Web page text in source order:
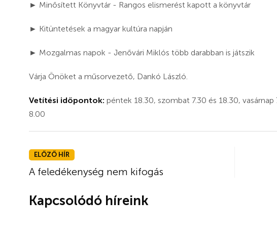
► Minősített Könyvtár - Rangos elismerést kapott a könyvtár
► Kitüntetések a magyar kultúra napján
► Mozgalmas napok - Jenővári Miklós több darabban is játszik
Várja Önöket a műsorvezető, Dankó László.
Vetítési időpontok: péntek 18.30, szombat 7.30 és 18.30,
8.00
ELŐZŐ HÍR
A feledékenység nem kifogás
Kapcsolódó híreink